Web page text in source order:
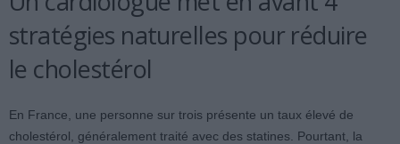
stratégies naturelles pour réduire
le cholestérol
En France, une personne sur trois présente un taux élevé de
cholestérol, généralement traité avec des statines. Pourtant, la